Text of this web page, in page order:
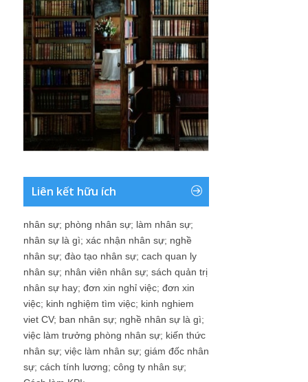
Liên kết hữu ích
nhân sự; phòng nhân sự; làm nhân sự;
nhân sự là gì; xác nhận nhân sự; nghề
nhân sự; đào tạo nhân sự; cach quan ly
nhân sự; nhân viên nhân sự; sách quản trị
nhân sự hay; đơn xin nghỉ việc; đơn xin
việc; kinh nghiệm tìm việc; kinh nghiem
viet CV; ban nhân sự; nghề nhân sự là gì;
việc làm trưởng phòng nhân sự; kiến thức
nhân sự; việc làm nhân sự; giám đốc nhân
sự; cách tính lương; công ty nhân sự;